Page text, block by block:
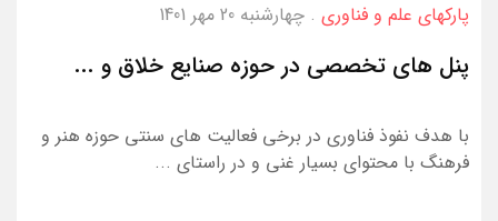
پارکهای علم و فناوری. چهارشنبه 20 مهر 1401
پنل های تخصصی در حوزه صنایع خلاق و ...
با هدف نفوذ فناوری در برخی فعالیت های سنتی حوزه هنر و
فرهنگ با محتوای بسیار غنی و در راستای ...